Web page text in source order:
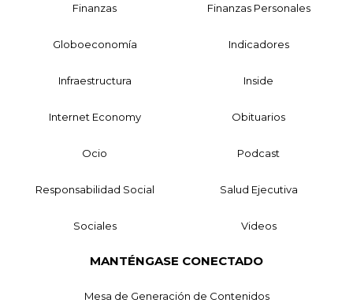
Finanzas Finanzas Personales
Globoeconomía Indicadores
Infraestructura Inside
Internet Economy Obituarios
Ocio Podcast
Responsabilidad Social Salud Ejecutiva
Sociales Videos
MANTÉNGASE CONECTADO
Mesa de Generación de Contenidos